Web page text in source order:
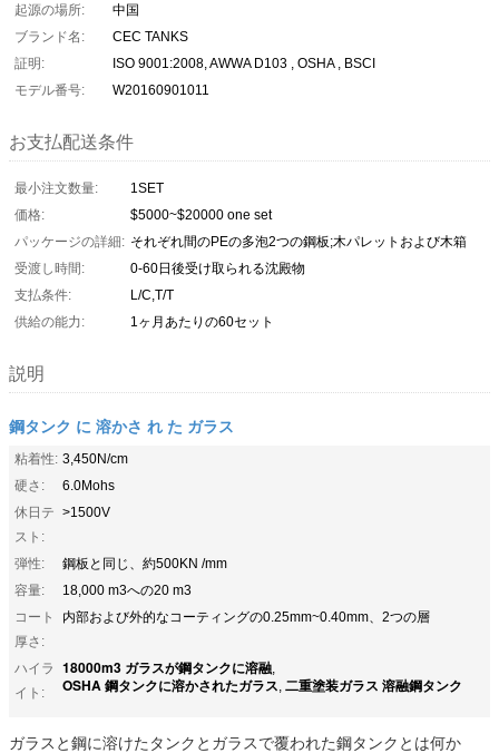
起源の場所:
中国
ブランド名:
CEC TANKS
証明:
ISO 9001:2008, AWWA D103 , OSHA , BSCI
モデル番号:
W20160901011
お支払配送条件
最小注文数量:
1SET
価格:
$5000~$20000 one set
パッケージの詳細: それぞれ間のPEの多泡2つの鋼板;木パレットおよび木箱
受渡し時間:
0-60日後受け取られる沈殿物
支払条件:
L/C,T/T
供給の能力:
1ヶ月あたりの60セット
説明
鋼タンク に 溶かさ れ た ガラス
粘着性: 3,450N/cm
硬さ:
6.0Mohs
休日テ
スト:
>1500V
弾性:
鋼板と同じ、約500KN /mm
容量:
18,000 m3への20 m3
コート
厚さ:
内部および外的なコーティングの0.25mm~0.40mm、2つの層
ハイラ
イト:
18000m3 ガラスが鋼タンクに溶融,
OSHA 鋼タンクに溶かされたガラス, 二重塗装ガラス 溶融鋼タンク
ガラスと鋼に溶けたタンクとガラスで覆われた鋼タンクとは何か